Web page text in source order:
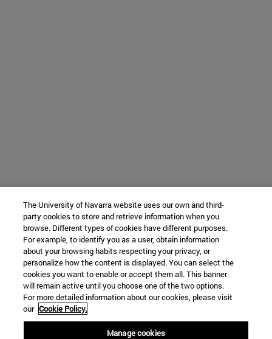
The University of Navarra website uses our own and third-
party cookies to store and retrieve information when you
browse. Different types of cookies have different purposes.
For example, to identify you as a user, obtain information
about your browsing habits respecting your privacy, or
personalize how the content is displayed. You can select the
cookies you want to enable or accept them all. This banner
will remain active until you choose one of the two options.
For more detailed information about our cookies, please visit
our Cookie Policy.
Manage cookies